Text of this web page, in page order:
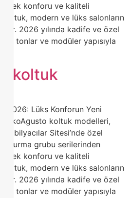
konforu ve kaliteli
koltuk, modern ve lüks salonların
2026 yılında kadife ve özel
tonlar ve modüler yapısıyla
koltuk
2026: Lüks Konforun Yeni
koltuk modelleri,
Mobilyacılar Sitesi’nde özel
oturma grubu serilerinden
konforu ve kaliteli
koltuk, modern ve lüks salonların
2026 yılında kadife ve özel
tonlar ve modüler yapısıyla